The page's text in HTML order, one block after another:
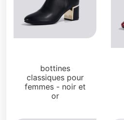
bottines
classiques pour
femmes - noir et
or